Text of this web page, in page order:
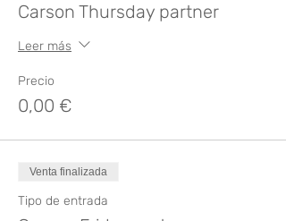
Carson Thursday partner
Leer más
Precio
0,00 €
Venta finalizada
Tipo de entrada